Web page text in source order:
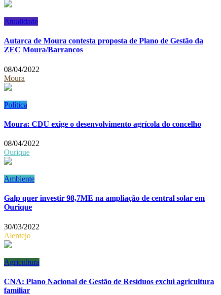
Atualidade
Autarca de Moura contesta proposta de Plano de Gestão da
ZEC Moura/Barrancos
08/04/2022
Moura
Política
Moura: CDU exige o desenvolvimento agrícola do concelho
08/04/2022
Ourique
Ambiente
Galp quer investir 98,7ME na ampliação de central solar em
Ourique
30/03/2022
Alentejo
Agricultura
CNA: Plano Nacional de Gestão de Resíduos exclui agricultura
familiar